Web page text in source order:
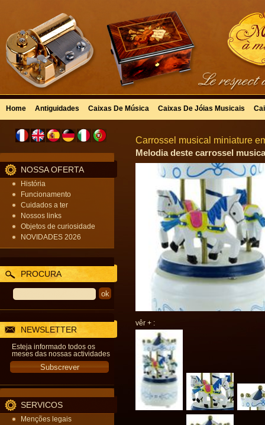
Home Antiguidades Caixas De Música Caixas De Jóias Musicais
NOSSA OFERTA
História
Funcionamento
Cuidados a ter
Nossos links
Objetos de curiosidade
NOVIDADES 2026
PROCURA
NEWSLETTER
Esteja informado todos os
meses das nossas actividades
SERVICOS
Menções legais
Carrossel musical miniature
Melodia deste carrossel
vêr + :